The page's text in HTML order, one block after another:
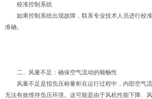
校准控制系统
如果控制系统出现故障，联系专业技术人员进行校
准确。
二、风量不足：确保空气流动的顺畅性
风量不足是指负压称量柜在运行过程中，内部空气流
无法有效维持负压环境。这可能是由于风机性能下降、